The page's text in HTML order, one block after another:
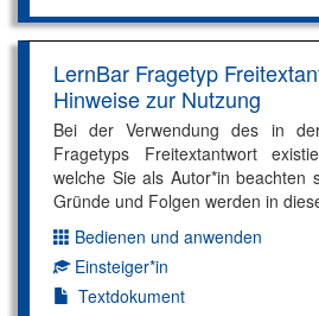
LernBar Fragetyp
Hinweise zur Nutzung
Bei der Verwendung des in
Fragetyps Freitextantwort
welche Sie als Autor*in beachten
Gründe und Folgen werden in
Dimension:
Bedienen und anwenden
Kompetenzniveau:
Einsteiger*in
Textdokument